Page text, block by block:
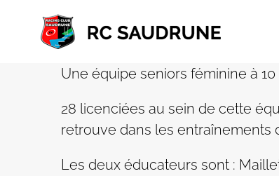
contenu
Une équipe seniors féminine à
28 licenciées au sein de cette
retrouve dans les entraînements
Les deux éducateurs sont :